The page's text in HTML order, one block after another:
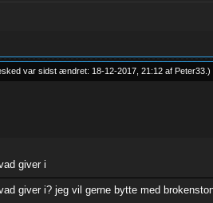
var sidst ændret: 18-12-2017, 21:12 af Peter33 .)
giver i
giver i? jeg vil gerne bytte med